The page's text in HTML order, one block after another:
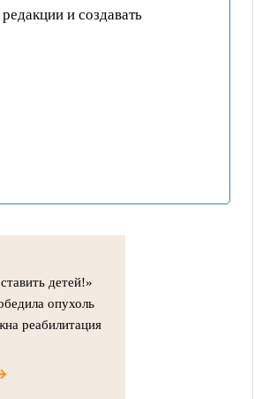
и создавать
детей!»
опухоль
реабилитация